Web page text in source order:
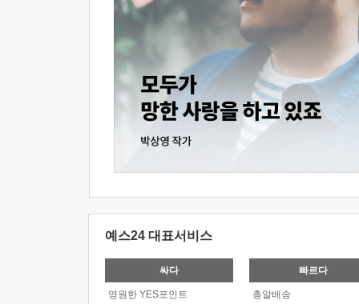
예스24 대표서비스
싸다
영원한 YES포인트
빠르다
총알배송